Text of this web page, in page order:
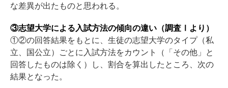
な差異が出たものと思われる。
③志望大学による入試方法の傾向の違い（調査Ⅰより）
①②の回答結果をもとに、生徒の志望大学のタイプ（私
立、国公立）ごとに入試方法をカウント（「その他」と
回答したものは除く）し、割合を算出したところ、次の
結果となった。